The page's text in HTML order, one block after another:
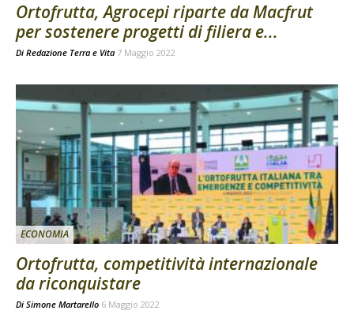
Ortofrutta, Agrocepi riparte da Macfrut
per sostenere progetti di filiera e...
Di Redazione Terra e Vita 7 Maggio 2022
ECONOMIA
Ortofrutta, competitività internazionale
da riconquistare
Di Simone Martarello 6 Maggio 2022